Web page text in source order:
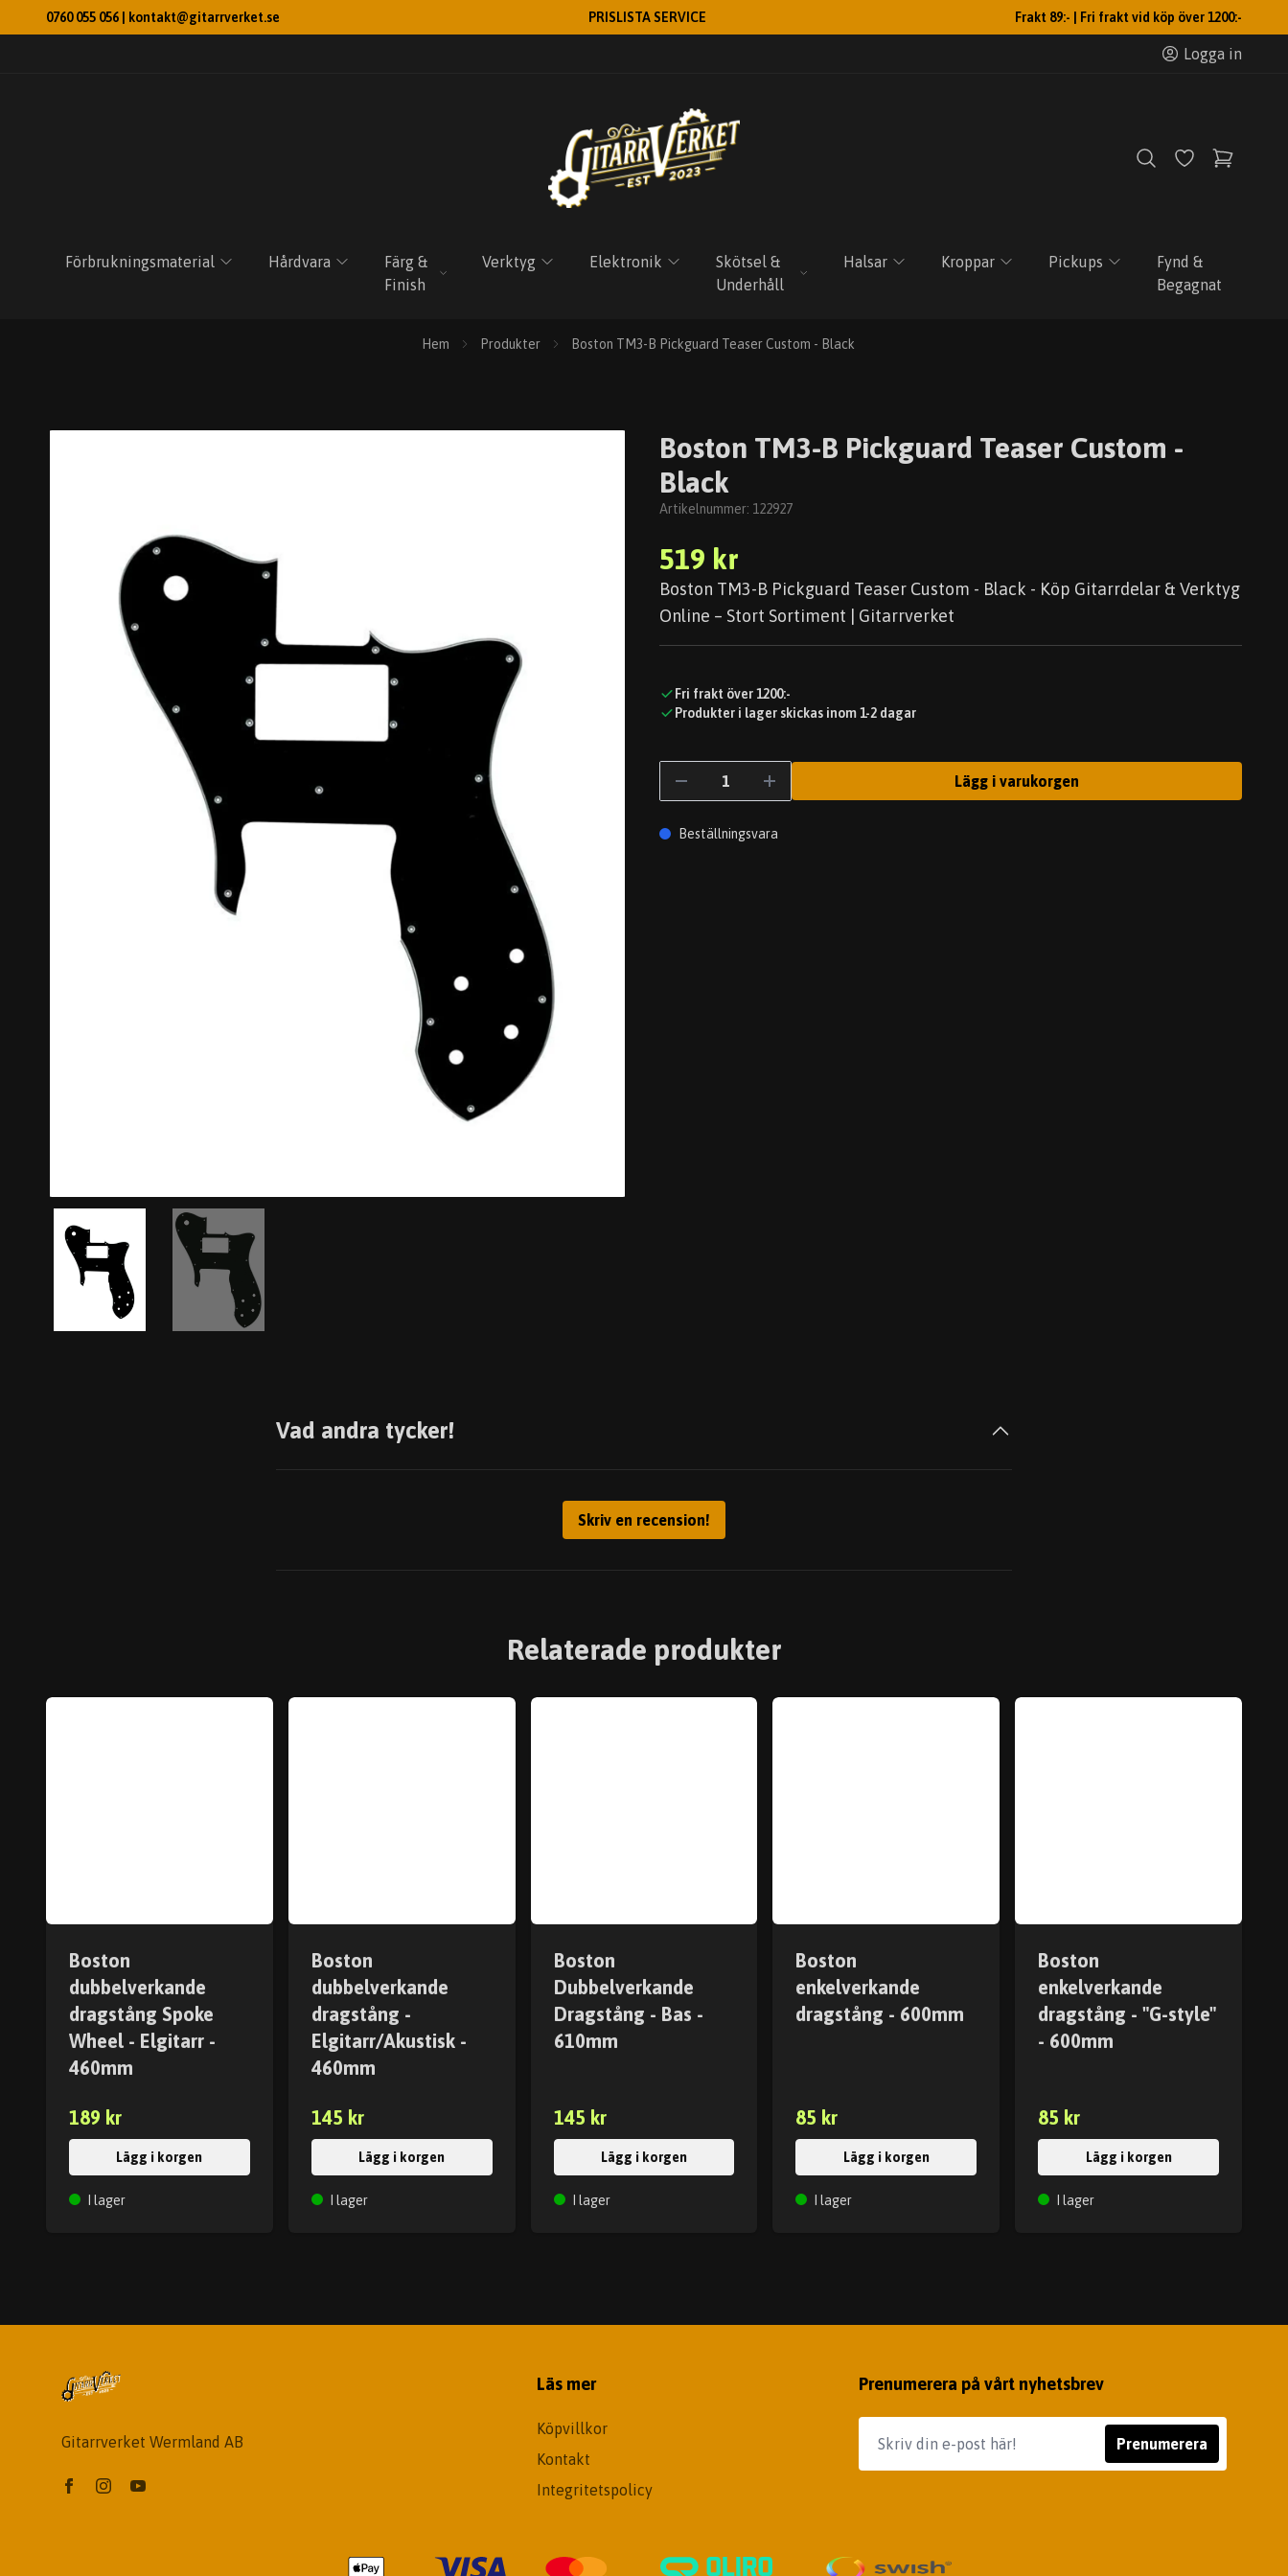
0760 055 056 | kontakt@gitarrverket.se PRISLISTA SERVICE Frakt 89:- | Fri frakt vid köp över 1200:-
Logga in
Förbrukningsmaterial Hårdvara
Färg &
Finish
Verktyg Elektronik
Skötsel &
Underhåll
Halsar Kroppar Pickups
Fynd &
Begagnat
Hem Produkter Boston TM3-B Pickguard Teaser Custom - Black
Boston TM3-B Pickguard Teaser Custom -
Black
Artikelnummer: 122927
519 kr
Boston TM3-B Pickguard Teaser Custom - Black - Köp Gitarrdelar & Verktyg
Online – Stort Sortiment | Gitarrverket
Fri frakt över 1200:-
Produkter i lager skickas inom 1-2 dagar
Lägg i varukorgen
Beställningsvara
Vad andra tycker!
Skriv en recension!
Relaterade produkter
Boston
dubbelverkande
dragstång Spoke
Wheel - Elgitarr -
460mm
189 kr
Lägg i korgen
I lager
Boston
dubbelverkande
dragstång -
Elgitarr/Akustisk -
460mm
145 kr
Lägg i korgen
I lager
Boston
Dubbelverkande
Dragstång - Bas -
610mm
145 kr
Lägg i korgen
I lager
Boston
enkelverkande
dragstång - 600mm
85 kr
Lägg i korgen
I lager
Boston
enkelverkande
dragstång - "G-style"
- 600mm
85 kr
Lägg i korgen
I lager
Gitarrverket Wermland AB
Läs mer
Köpvillkor
Kontakt
Integritetspolicy
Prenumerera på vårt nyhetsbrev
Prenumerera